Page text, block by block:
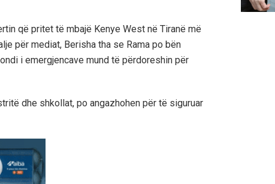
që pritet të mbajë Kenye West në Tiranë më
për mediat, Berisha tha se Rama po bën
i emergjencave mund të përdoreshin për
dhe shkollat, po angazhohen për të siguruar